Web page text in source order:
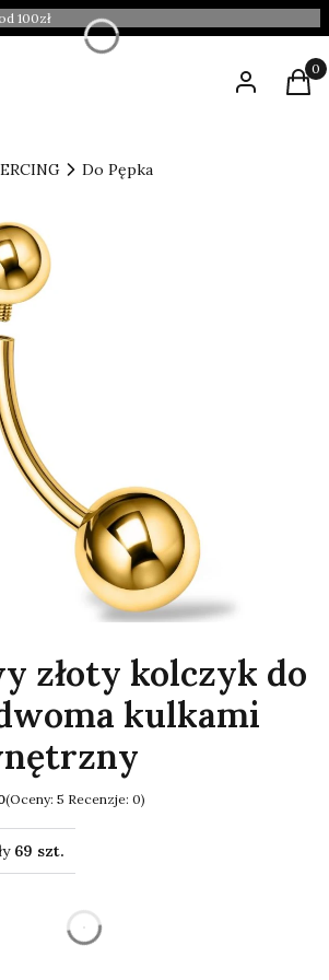
100zł
Zaloguj się
Do Pępka
złoty kolczyk do
kulkami
(Oceny: 5 Recenzje: 0)
69 szt.
dnia